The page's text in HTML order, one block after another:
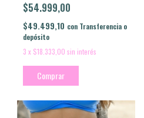
$54.999,00
$49.499,10 con Transferencia o
depósito
3 x $18.333,00 sin interés
Comprar